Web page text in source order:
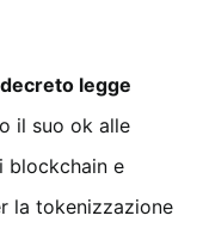
decreto legge
il suo ok alle
blockchain e
la tokenizzazione